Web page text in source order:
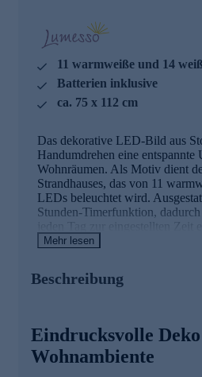
11 warmweiße und 14
Batterien inklusive
ca. 75 x 112 cm
Das dekorative LED-Bild aus
Handumdrehen eine
Wohnräumen. Als Motiv dient
Strandhauses, das von 11
LEDs beleuchtet wird.
Stunden-Timerfunktion,
jeden Tag zur eingestellten Zeit
Aber auch bei ausgeschalteter
platzsparend aufbewahrt werden.
LED-Stoff-Wandbild
11 warmweiße und 14 weiße
Mehr lesen
Beschreibung
Eindrucksvolle
Wohnambiente